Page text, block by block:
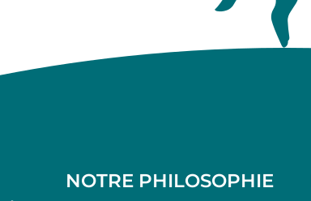
NOTRE PHILOSOPHIE